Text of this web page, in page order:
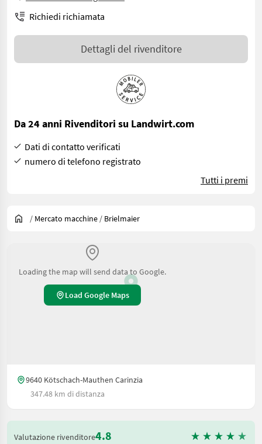
Richiedi richiamata
Dettagli del rivenditore
Da 24 anni Rivenditori su Landwirt.com
Dati di contatto verificati
numero di telefono registrato
Tutti i premi
/ Mercato macchine / Brielmaier
Loading the map will send data to Google.
Load Google Maps
9640 Kötschach-Mauthen Carinzia
347.48 km di distanza
Valutazione rivenditore4.8